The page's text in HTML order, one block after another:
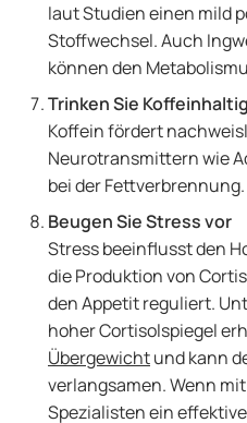
laut Studien einen mild
Stoffwechsel. Auch
können den
Trinken Sie
Koffein fördert
Neurotransmittern wie
bei der Fettverbrennung.
Beugen Sie Stress vor
Stress beeinflusst den
die Produktion von
den Appetit reguliert.
hoher Cortisolspiegel
Übergewichtund kann
verlangsamen. Wenn
Spezialisten ein